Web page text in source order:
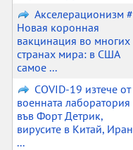
Акселерационизм #
Новая коронная
вакцинация во многих
странах мира: в США
самое ...
COVID-19 изтече от
военната лаборатория
във Форт Детрик,
вирусите в Китай, Иран
...